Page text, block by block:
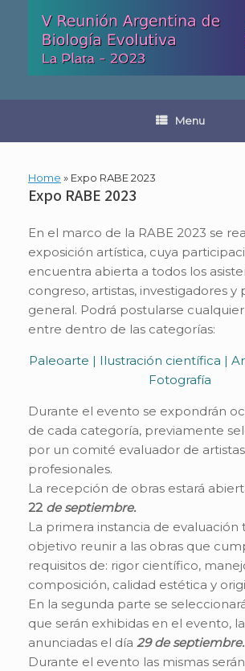
Menu
Home » Expo RABE 2023
Expo RABE 2023
En el marco de la RABE 2023 se
exposición artística, cuya
encuentra abierta a todos los
congreso, artistas, investigadores y
general. Podrá postularse
entre dentro de las categorías:
Paleoarte | Ilustración científica |
Fotografía
Durante el evento se expondrán
de cada categoría, previamente
por un comité evaluador de artistas
profesionales.
La recepción de obras estará
22 de septiembre.
La primera instancia de
objetivo reunir a las obras que
requisitos de: rigor científico,
composición, calidad estética y
En la segunda parte se
que serán exhibidas en el evento,
anunciadas el día 29 de septiembre.
Durante el evento las mismas